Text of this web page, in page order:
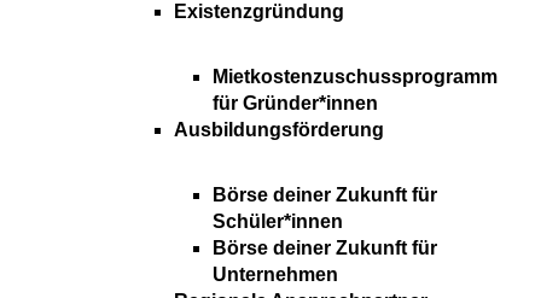
Existenzgründung
Mietkostenzuschussprogramm
für Gründer*innen
Ausbildungsförderung
Börse deiner Zukunft für
Schüler*innen
Börse deiner Zukunft für
Unternehmen